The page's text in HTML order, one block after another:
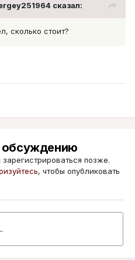
сказал:
сколько стоит?
обсуждению
позже.
, чтобы опубликовать